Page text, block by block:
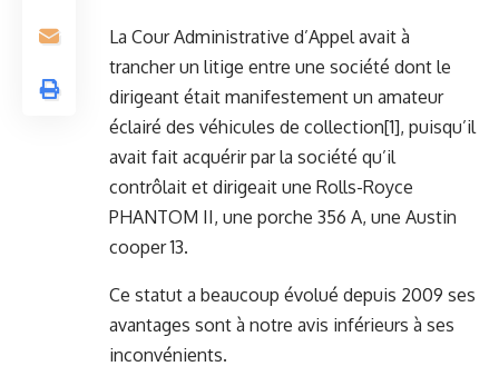
La Cour Administrative d’Appel avait à
trancher un litige entre une société dont le
dirigeant était manifestement un amateur
éclairé des véhicules de collection[1], puisqu’il
avait fait acquérir par la société qu’il
contrôlait et dirigeait une Rolls-Royce
PHANTOM II, une porche 356 A, une Austin
cooper 13.
Ce statut a beaucoup évolué depuis 2009 ses
avantages sont à notre avis inférieurs à ses
inconvénients.